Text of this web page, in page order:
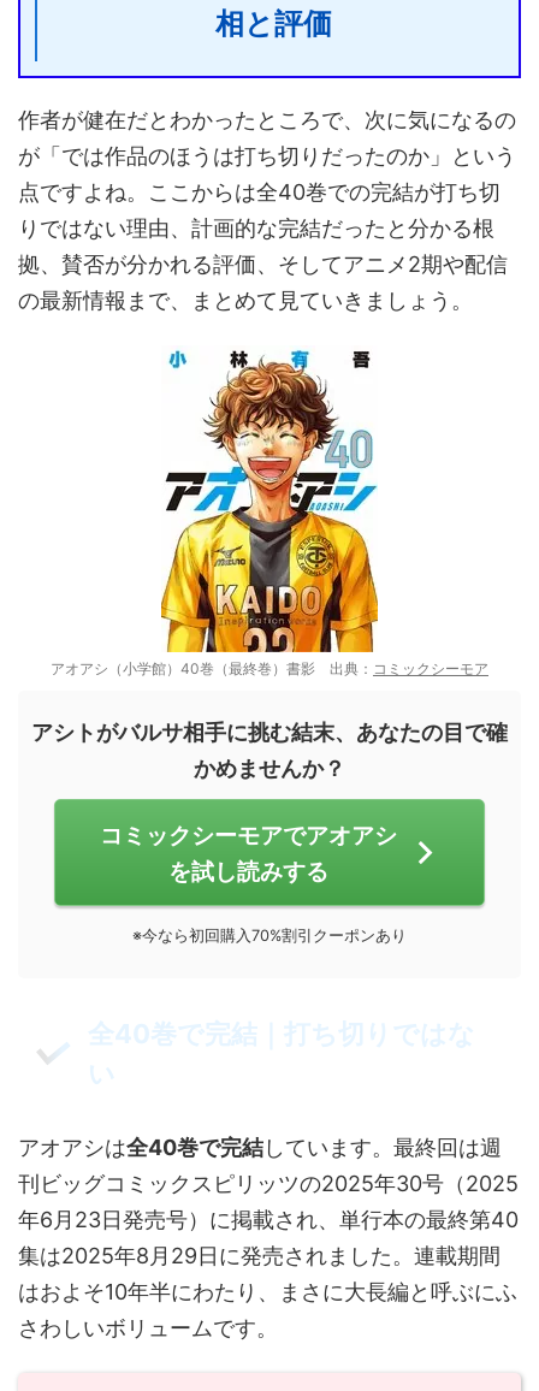
相と評価
作者が健在だとわかったところで、次に気になるの
が「では作品のほうは打ち切りだったのか」という
点ですよね。ここからは全40巻での完結が打ち切
りではない理由、計画的な完結だったと分かる根
拠、賛否が分かれる評価、そしてアニメ2期や配信
の最新情報まで、まとめて見ていきましょう。
アオアシ（小学館）40巻（最終巻）書影 出典： コミックシーモア
アシトがバルサ相手に挑む結末、あなたの目で確
かめませんか？
コミックシーモアでアオアシ
を試し読みする
※今なら初回購入70%割引クーポンあり
全40巻で完結｜打ち切りではな
い
アオアシは全40巻で完結しています。最終回は週
刊ビッグコミックスピリッツの2025年30号（2025
年6月23日発売号）に掲載され、単行本の最終第40
集は2025年8月29日に発売されました。連載期間
はおよそ10年半にわたり、まさに大長編と呼ぶにふ
さわしいボリュームです。